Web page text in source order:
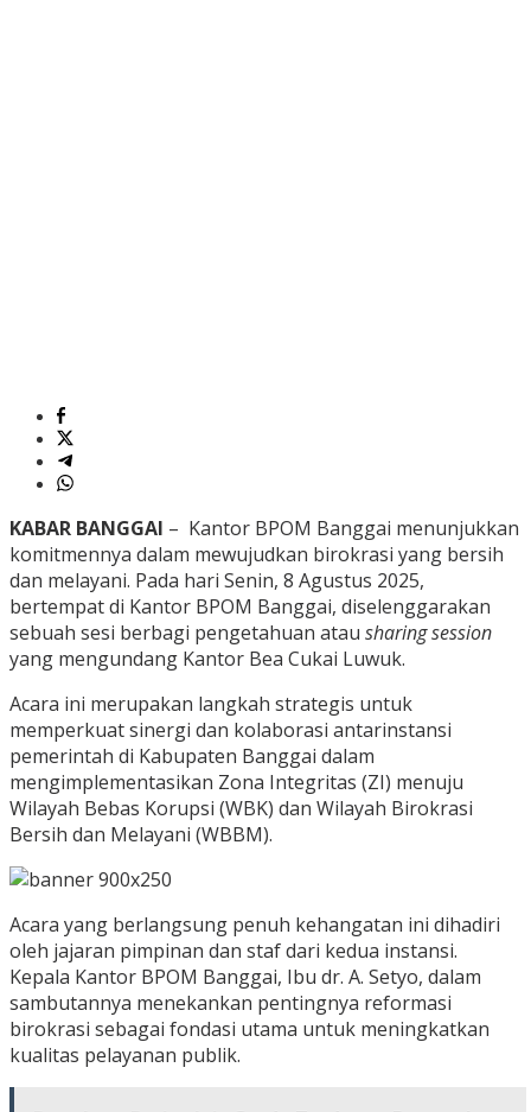
KABAR BANGGAI – Kantor BPOM Banggai menunjukkan
komitmennya dalam mewujudkan birokrasi yang bersih
dan melayani. Pada hari Senin, 8 Agustus 2025,
bertempat di Kantor BPOM Banggai, diselenggarakan
sebuah sesi berbagi pengetahuan atau sharing session
yang mengundang Kantor Bea Cukai Luwuk.
Acara ini merupakan langkah strategis untuk
memperkuat sinergi dan kolaborasi antarinstansi
pemerintah di Kabupaten Banggai dalam
mengimplementasikan Zona Integritas (ZI) menuju
Wilayah Bebas Korupsi (WBK) dan Wilayah Birokrasi
Bersih dan Melayani (WBBM).
Acara yang berlangsung penuh kehangatan ini dihadiri
oleh jajaran pimpinan dan staf dari kedua instansi.
Kepala Kantor BPOM Banggai, Ibu dr. A. Setyo, dalam
sambutannya menekankan pentingnya reformasi
birokrasi sebagai fondasi utama untuk meningkatkan
kualitas pelayanan publik.